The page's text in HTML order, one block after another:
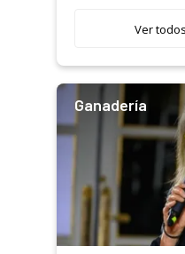
variedades que
salto
Ver
Ganadería